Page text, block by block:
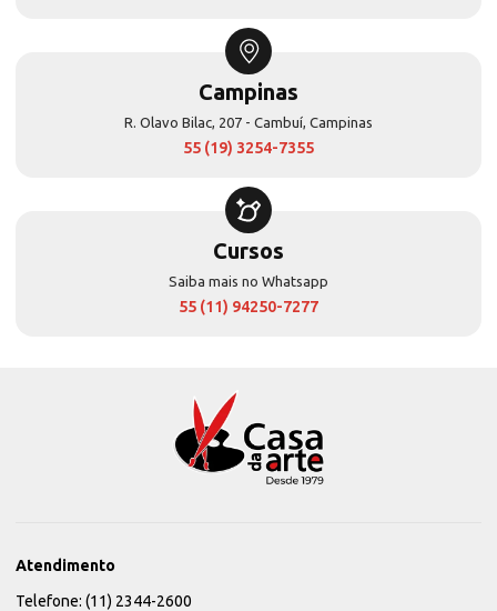
Campinas
R. Olavo Bilac, 207 - Cambuí, Campinas
55 (19) 3254-7355
Cursos
Saiba mais no Whatsapp
55 (11) 94250-7277
Atendimento
Telefone: (11) 2344-2600